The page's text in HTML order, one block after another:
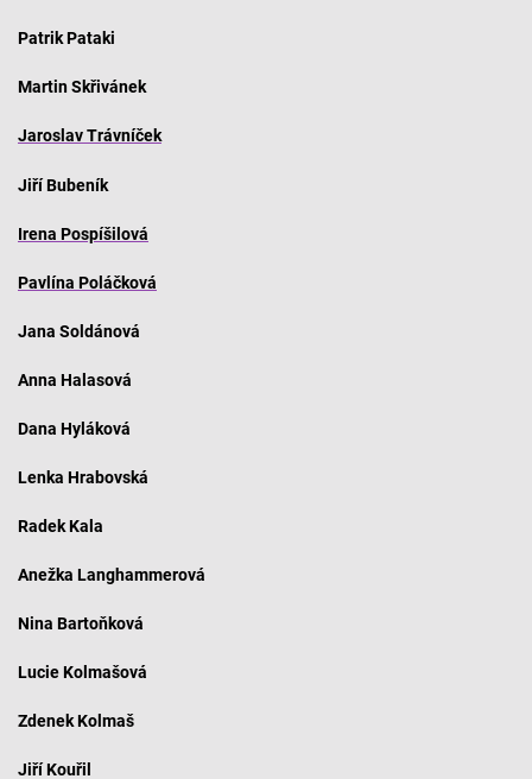
Patrik Pataki
Martin Skřivánek
Jaroslav Trávníček
Jiří Bubeník
Irena Pospíšilová
Pavlína Poláčková
Jana Soldánová
Anna Halasová
Dana Hyláková
Lenka Hrabovská
Radek Kala
Anežka Langhammerová
Nina Bartoňková
Lucie Kolmašová
Zdenek Kolmaš
Jiří Kouřil